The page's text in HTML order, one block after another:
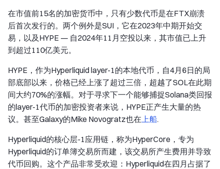
在市值前15名的加密货币中，只有少数代币是在FTX崩溃
后首次发行的。两个例外是SUI，它在2023年中期开始交
易，以及HYPE — 自2024年11月空投以来，其市值已上升
到超过110亿美元。
HYPE，作为Hyperliquid layer-1的本地代币，自4月6日的局
部底部以来，价格已经上涨了超过三倍，超越了SOL在此期
间大约70%的涨幅。对于寻求下一个能够捕捉Solana类回报
的layer-1代币的加密投资者来说，HYPE正产生大量的热
议。甚至Galaxy的Mike Novogratz也在上船.
Hyperliquid的核心层-1应用链，称为HyperCore，专为
Hyperliquid的订单簿交易所而建，该交易所产生费用并导致
代币回购。这个产品非常受欢迎：Hyperliquid在四月占据了